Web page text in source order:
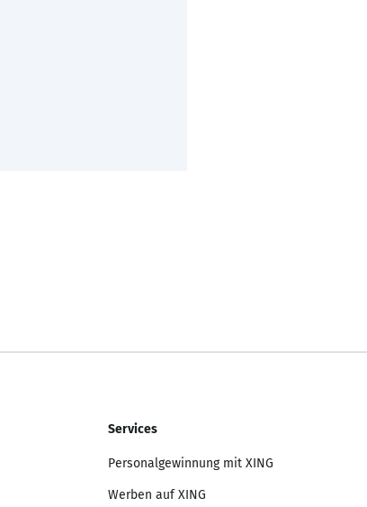
Services
Personalgewinnung mit XING
Werben auf XING